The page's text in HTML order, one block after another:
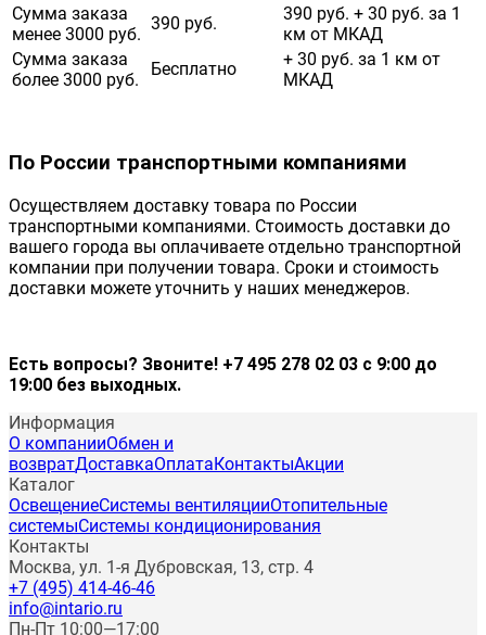
Сумма заказа
менее 3000 руб.
390 руб.
390 руб. + 30 руб. за 1
км от МКАД
Сумма заказа
более 3000 руб.
Бесплатно
+ 30 руб. за 1 км от
МКАД
По России транспортными компаниями
Осуществляем доставку товара по России
транспортными компаниями. Стоимость доставки до
вашего города вы оплачиваете отдельно транспортной
компании при получении товара. Сроки и стоимость
доставки можете уточнить у наших менеджеров.
Есть вопросы? Звоните! +7 495 278 02 03 с 9:00 до
19:00 без выходных.
Информация
О компанииОбмен и
возвратДоставкаОплата КонтактыАкции
Каталог
ОсвещениеСистемы вентиляцииОтопительные
системыСистемы кондиционирования
Контакты
Москва, ул. 1-я Дубровская, 13, стр. 4
+7 (495) 414-46-46
info@intario.ru
Пн-Пт 10:00—17:00